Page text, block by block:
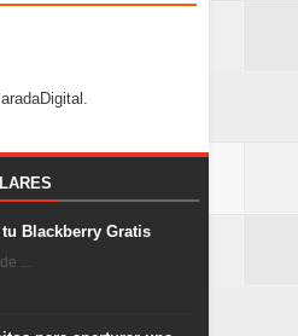
Blackberry Gratis
...